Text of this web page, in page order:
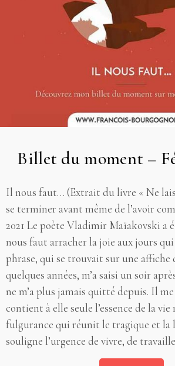
Billet du moment –
Il nous faut… (Extrait du livre « Ne
se terminer avant même de l’avoir
2021 Le poète Vladimir Maïakovski a
nous faut arracher la joie aux jours
phrase, qui se trouvait sur une affiche
quelques années, m’a saisi un soir
ne m’a plus jamais quitté depuis. Il me
contient à elle seule l’essence de la vie
fulgurance qui réunit le tragique et la
souligne l’urgence de vivre, de